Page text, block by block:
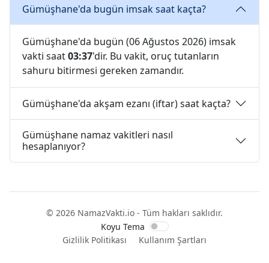
Gümüşhane'da bugün imsak saat kaçta?
Gümüşhane'da bugün (06 Ağustos 2026) imsak
vakti saat03:37'dir. Bu vakit, oruç tutanların
sahuru bitirmesi gereken zamandır.
Gümüşhane'da akşam ezanı (iftar) saat kaçta?
Gümüşhane namaz vakitleri nasıl
hesaplanıyor?
© 2026 NamazVakti.io - Tüm hakları saklıdır.
Koyu Tema
Gizlilik Politikası
Kullanım Şartları